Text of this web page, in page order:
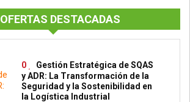
OFERTAS DESTACADAS
0
Gestión Estratégica de SQAS
y ADR: La Transformación de la
Seguridad y la Sostenibilidad en
la Logística Industrial